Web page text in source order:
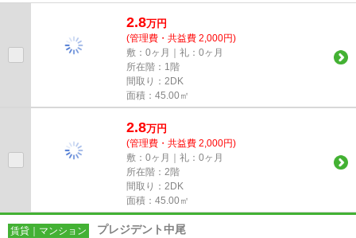
イプルハイム」。ぜひ一度ご...
2.8万円
(管理費・共益費 2,000円)
敷：0ヶ月｜礼：0ヶ月
所在階：1階
間取り：2DK
面積：45.00㎡
2.8万円
(管理費・共益費 2,000円)
敷：0ヶ月｜礼：0ヶ月
所在階：2階
間取り：2DK
面積：45.00㎡
賃貸｜マンション プレジデント中尾